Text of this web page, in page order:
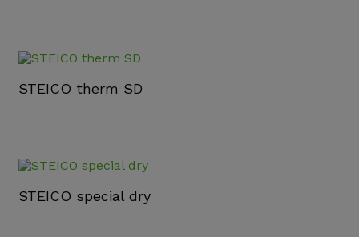
STEICO therm SD
STEICO special dry